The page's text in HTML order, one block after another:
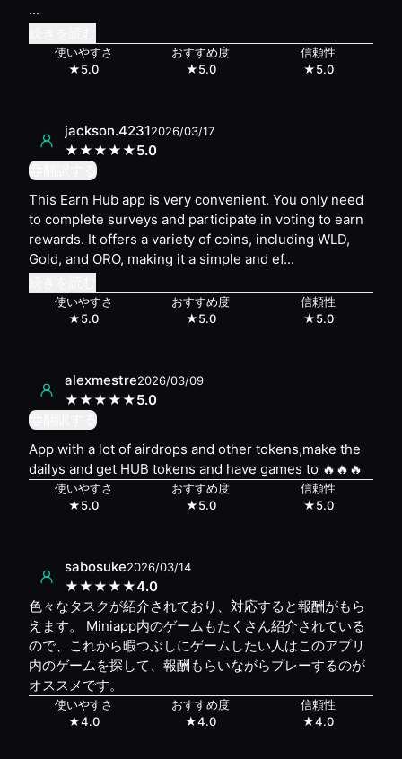
...
使いやすさ
★5.0
おすすめ度
★5.0
信頼性
★5.0
jackson.42312026/03/17
★★★★★5.0
翻訳する
This Earn Hub app is very convenient. You only need
to complete surveys and participate in voting to earn
rewards. It offers a variety of coins, including WLD,
Gold, and ORO, making it a simple and ef...
使いやすさ
★5.0
おすすめ度
★5.0
信頼性
★5.0
alexmestre2026/03/09
★★★★★5.0
翻訳する
App with a lot of airdrops and other tokens,make the
dailys and get HUB tokens and have games to 🔥🔥🔥
使いやすさ
★5.0
おすすめ度
★5.0
信頼性
★5.0
sabosuke2026/03/14
★★★★★4.0
色々なタスクが紹介されており、対応すると報酬がもら
えます。 Miniapp内のゲームもたくさん紹介されている
ので、これから暇つぶしにゲームしたい人はこのアプリ
内のゲームを探して、報酬もらいながらプレーするのが
オススメです。
使いやすさ
★4.0
おすすめ度
★4.0
信頼性
★4.0